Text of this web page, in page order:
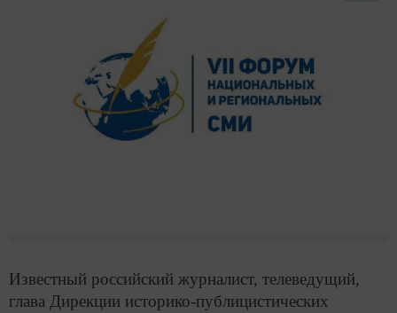
Известный российский журналист, телеведущий,
глава Дирекции историко-публицистических